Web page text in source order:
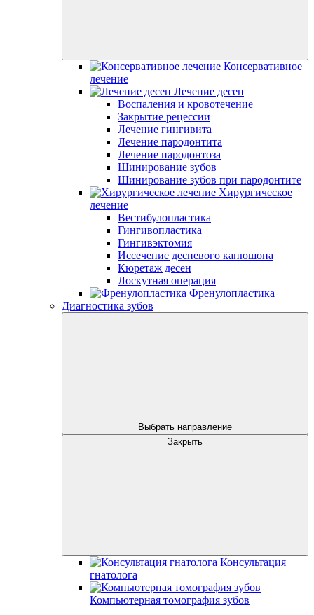
Консервативное
лечение
Лечение десен
Воспаления и кровотечение
Закрытие рецессии
Лечение гингивита
Лечение пародонтита
Лечение пародонтоза
Шинирование зубов
Шинирование зубов при пародонтите
Хирургическое
лечение
Вестибулопластика
Гингивопластика
Гингивэктомия
Иссечение десневого капюшона
Кюретаж десен
Лоскутная операция
Френулопластика
Диагностика зубов
Выбрать направление
Закрыть
Консультация
гнатолога
Компьютерная томография зубов